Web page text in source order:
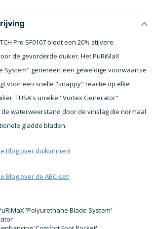
Pro SF0107 biedt een 20% stijvere
de gevorderde duiker. Het PuRiMaX
System" genereert een geweldige voorwaartse
voor een snelle "snappy" reactie op elke
TUSA's unieke "Vortex Generator"
waterweerstand door de vinslag die normaal
gladde bladen.
Blog over duikvinnen!
Blog over de ABC-set!
'Polyurethane Blade System'